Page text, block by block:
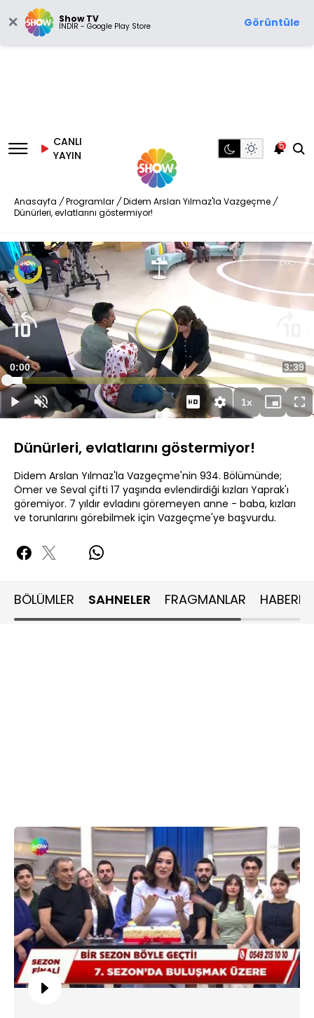
Show TV
İNDİR - Google Play Store Görüntüle
CANLI
YAYIN
5
Anasayfa / Programlar / Didem Arslan Yılmaz'la Vazgeçme /
Dünürleri, evlatlarını göstermiyor!
DuraklatSesi
Aç
Süre
0:00
Süre
3:39
Yüklendi:
5.24%
1xOynatma
Hızı
Mini
oynatıcı
Dünürleri, evlatlarını göstermiyor!
Didem Arslan Yılmaz'la Vazgeçme'nin 934. Bölümünde;
Ömer ve Seval çifti 17 yaşında evlendirdiği kızları Yaprak'ı
göremiyor. 7 yıldır evladını göremeyen anne - baba, kızları
ve torunlarını görebilmek için Vazgeçme'ye başvurdu.
BÖLÜMLER SAHNELER FRAGMANLAR